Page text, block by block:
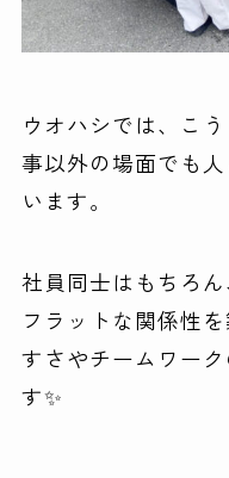
ウオハシでは、こ
事以外の場面でも
います。
社員同士はもちろ
フラットな関係性
すさやチームワー
す✨